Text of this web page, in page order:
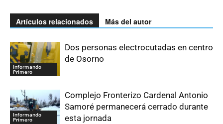
Artículos relacionados Más del autor
Informando
Primero
Dos personas electrocutadas en centro
de Osorno
Informando
Primero
Complejo Fronterizo Cardenal Antonio
Samoré permanecerá cerrado durante
esta jornada